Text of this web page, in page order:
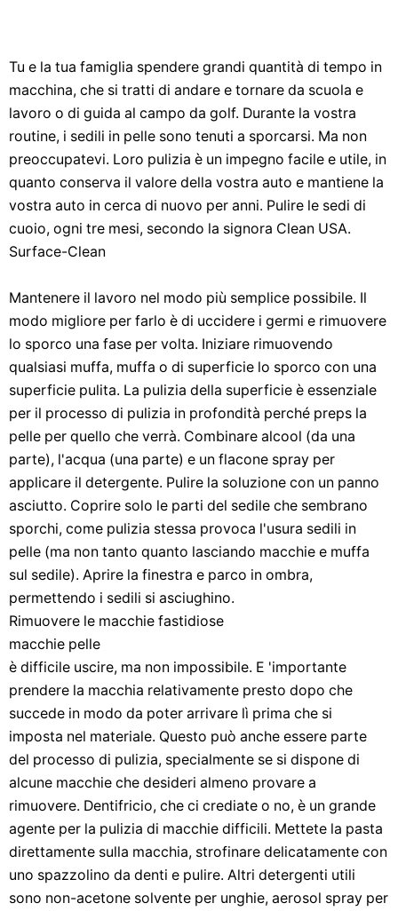
Tu e la tua famiglia spendere grandi quantità di tempo in
macchina, che si tratti di andare e tornare da scuola e
lavoro o di guida al campo da golf. Durante la vostra
routine, i sedili in pelle sono tenuti a sporcarsi. Ma non
preoccupatevi. Loro pulizia è un impegno facile e utile, in
quanto conserva il valore della vostra auto e mantiene la
vostra auto in cerca di nuovo per anni. Pulire le sedi di
cuoio, ogni tre mesi, secondo la signora Clean USA.
Surface-Clean
Mantenere il lavoro nel modo più semplice possibile. Il
modo migliore per farlo è di uccidere i germi e rimuovere
lo sporco una fase per volta. Iniziare rimuovendo
qualsiasi muffa, muffa o di superficie lo sporco con una
superficie pulita. La pulizia della superficie è essenziale
per il processo di pulizia in profondità perché preps la
pelle per quello che verrà. Combinare alcool (da una
parte), l'acqua (una parte) e un flacone spray per
applicare il detergente. Pulire la soluzione con un panno
asciutto. Coprire solo le parti del sedile che sembrano
sporchi, come pulizia stessa provoca l'usura sedili in
pelle (ma non tanto quanto lasciando macchie e muffa
sul sedile). Aprire la finestra e parco in ombra,
permettendo i sedili si asciughino.
Rimuovere le macchie fastidiose
macchie pelle
è difficile uscire, ma non impossibile. E 'importante
prendere la macchia relativamente presto dopo che
succede in modo da poter arrivare lì prima che si
imposta nel materiale. Questo può anche essere parte
del processo di pulizia, specialmente se si dispone di
alcune macchie che desideri almeno provare a
rimuovere. Dentifricio, che ci crediate o no, è un grande
agente per la pulizia di macchie difficili. Mettete la pasta
direttamente sulla macchia, strofinare delicatamente con
uno spazzolino da denti e pulire. Altri detergenti utili
sono non-acetone solvente per unghie, aerosol spray per